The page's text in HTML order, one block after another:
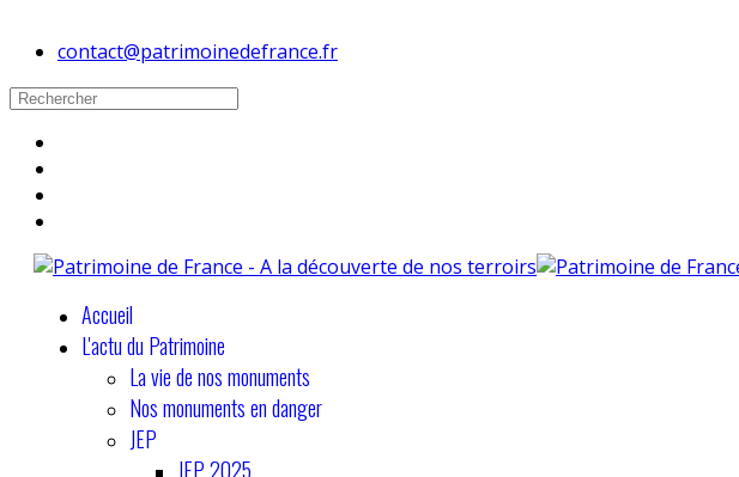
contact@patrimoinedefrance.fr
Accueil
L'actu du Patrimoine
La vie de nos monuments
Nos monuments en danger
JEP
JEP 2025